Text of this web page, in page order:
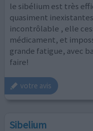
le sibélium est très
quasiment
incontrôlable , elle
médicament, et
grande fatigue, avec
faire!
votre avis
Sibelium